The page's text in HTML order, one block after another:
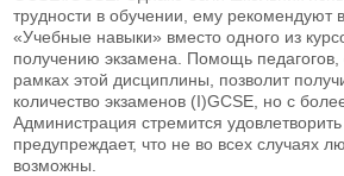
трудности в обучении, ему рекомендуют
«Учебные навыки» вместо одного из
получению экзамена. Помощь
рамках этой дисциплины, позволит
количество экзаменов (I)GCSE, но с
Администрация стремится
предупреждает, что не во всех случаях
возможны.